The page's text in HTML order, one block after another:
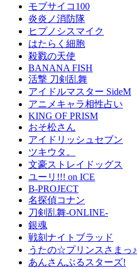
モブサイコ100
炎炎ノ消防隊
ヒプノシスマイク
はたらく細胞
殺戮の天使
BANANA FISH
活撃 刀剣乱舞
アイドルマスター SideM
アニメキャラ相性占い
KING OF PRISM
おそ松さん
アイドリッシュセブン
ツキウタ。
文豪ストレイドッグス
ユーリ!!! on ICE
B-PROJECT
名探偵コナン
刀剣乱舞-ONLINE-
銀魂
戦刻ナイトブラッド
うたの☆プリンスさまっ♪
あんさんぶるスターズ!